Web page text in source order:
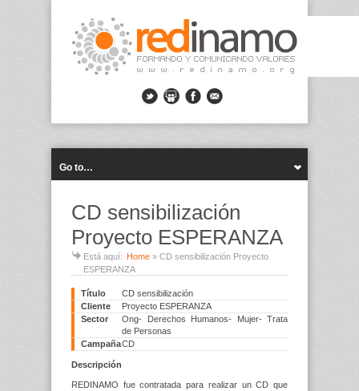
Go to…
CD sensibilización
Proyecto ESPERANZA
Está aquí: Home » CD sensibilización Proyecto
ESPERANZA
Título
CD sensibilización
Cliente
Proyecto ESPERANZA
Sector
Ong- Derechos Humanos- Mujer- Trata
de Personas
CampañaCD
Descripción
REDINAMO fue contratada para realizar un CD que